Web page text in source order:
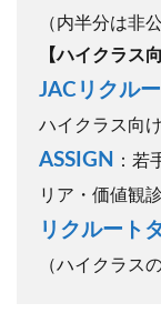
（内半分は非
【ハイクラス
JACリクル
ハイクラス向
ASSIGN
：若
リア・価値観
リクルート
（ハイクラス